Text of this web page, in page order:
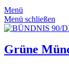
Menü
Menü schließen
Grüne